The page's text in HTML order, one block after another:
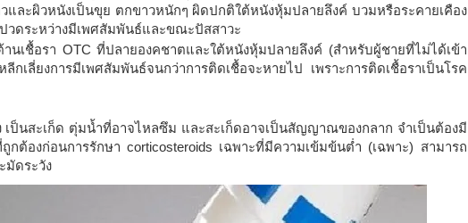
และผิวหนังเป็นขุย ตกขาวหนักๆ ผิดปกติใต้หนังหุ้มปลายลึงค์ บวมหรือระคายเคือง
วดระหว่างมีเพศสัมพันธ์และขณะปัสสาวะ
นเชื้อรา OTC ที่ปลายองคชาตและใต้หนังหุ้มปลายลึงค์ (สำหรับผู้ชายที่ไม่ได้เข้า
เลี่ยงการมีเพศสัมพันธ์จนกว่าการติดเชื้อจะหายไป เพราะการติดเชื้อราเป็นโรค
เป็นสะเก็ด ตุ่มน้ำที่อาจไหลซึม และสะเก็ดอาจเป็นสัญญาณของกลาก จำเป็นต้องมี
กต้องก่อนการรักษา corticosteroids เฉพาะที่มีความเข้มข้นต่ำ (เฉพาะ) สามารถ
มัดระวัง